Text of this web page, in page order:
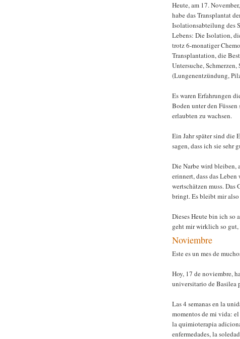
Heute, am 17.
habe das Transplantat
Isolationsabteilung des
Lebens: Die Isolation,
trotz 6-monatiger
Transplantation, die
Untersuche,
(Lungenentzündung,
Es waren Erfahrungen
Boden unter den
erlaubten zu wachsen.
Ein Jahr später sind die
sagen, dass ich sie sehr
Die Narbe wird bleiben,
erinnert, dass das
wertschätzen muss. Das
bringt. Es bleibt mir also
Dieses Heute bin ich so
geht mir wirklich so
Noviembre
Este es un mes de
Hoy, 17 de noviembre,
universitario de Basilea
Las 4 semanas en la
momentos de mi vida:
la quimioterapia
enfermedades, la